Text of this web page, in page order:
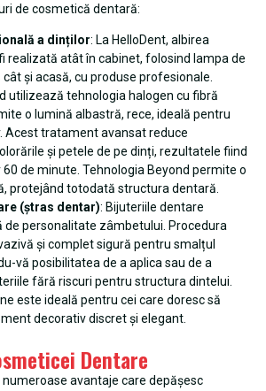
de cosmetică dentară:
a dinților: La HelloDent, albirea
realizată atât în cabinet, folosind lampa de
și acasă, cu produse profesionale.
utilizează tehnologia halogen cu fibră
o lumină albastră, rece, ideală pentru
Acest tratament avansat reduce
și petele de pe dinți, rezultatele fiind
60 de minute. Tehnologia Beyond permite o
protejând totodată structura dentară.
(ștras dentar): Bijuteriile dentare
de personalitate zâmbetului. Procedura
și complet sigură pentru smalțul
vă posibilitatea de a aplica sau de a
fără riscuri pentru structura dintelui.
este ideală pentru cei care doresc să
decorativ discret și elegant.
Dentare
avantaje care depășesc